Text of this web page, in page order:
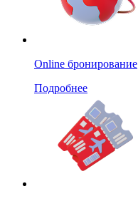
Online бронирование
Подробнее